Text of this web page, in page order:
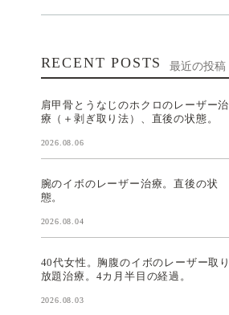
RECENT POSTS 最近の投稿
肩甲骨とうなじのホクロのレーザー治
療（＋剥ぎ取り法）、直後の状態。
2026.08.06
腕のイボのレーザー治療。直後の状
態。
2026.08.04
40代女性。胸腹のイボのレーザー取り
放題治療。4カ月半目の経過。
2026.08.03